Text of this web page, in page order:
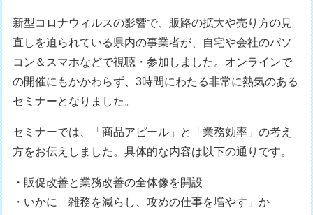
新型コロナウィルスの影響で、販路の拡大や売り方の見
直しを迫られている県内の事業者が、自宅や会社のパソ
コン＆スマホなどで視聴・参加しました。オンラインで
の開催にもかかわらず、3時間にわたる非常に熱気のある
セミナーとなりました。
セミナーでは、「商品アピール」と「業務効率」の考え
方をお伝えしました。具体的な内容は以下の通りです。
・販促改善と業務改善の全体像を開設
・いかに「雑務を減らし、攻めの仕事を増やす」か